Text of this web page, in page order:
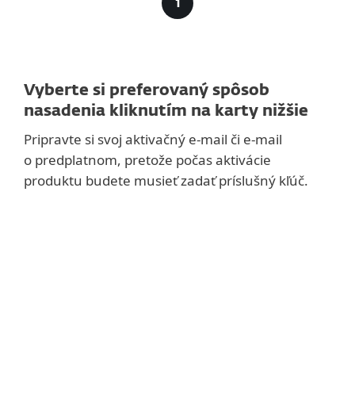
Vyberte si preferovaný spôsob
nasadenia kliknutím na karty nižšie
Pripravte si svoj aktivačný e‑mail či e‑mail
o predplatnom, pretože počas aktivácie
produktu budete musieť zadať príslušný kľúč.